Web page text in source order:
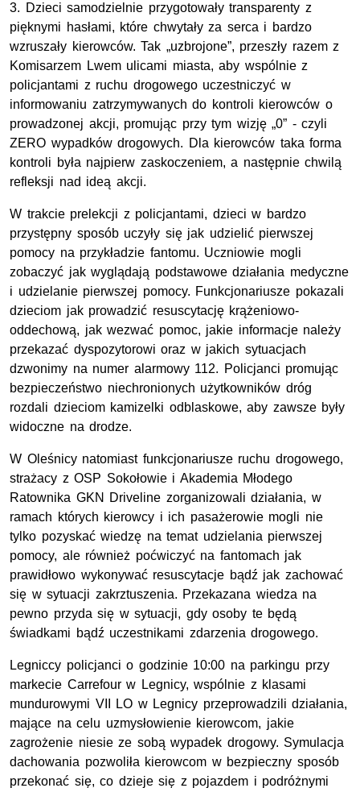
3. Dzieci samodzielnie przygotowały transparenty z
pięknymi hasłami, które chwytały za serca i bardzo
wzruszały kierowców. Tak „uzbrojone”, przeszły razem z
Komisarzem Lwem ulicami miasta, aby wspólnie z
policjantami z ruchu drogowego uczestniczyć w
informowaniu zatrzymywanych do kontroli kierowców o
prowadzonej akcji, promując przy tym wizję „0” - czyli
ZERO wypadków drogowych. Dla kierowców taka forma
kontroli była najpierw zaskoczeniem, a następnie chwilą
refleksji nad ideą akcji.
W trakcie prelekcji z policjantami, dzieci w bardzo
przystępny sposób uczyły się jak udzielić pierwszej
pomocy na przykładzie fantomu. Uczniowie mogli
zobaczyć jak wyglądają podstawowe działania medyczne
i udzielanie pierwszej pomocy. Funkcjonariusze pokazali
dzieciom jak prowadzić resuscytację krążeniowo-
oddechową, jak wezwać pomoc, jakie informacje należy
przekazać dyspozytorowi oraz w jakich sytuacjach
dzwonimy na numer alarmowy 112. Policjanci promując
bezpieczeństwo niechronionych użytkowników dróg
rozdali dzieciom kamizelki odblaskowe, aby zawsze były
widoczne na drodze.
W Oleśnicy natomiast funkcjonariusze ruchu drogowego,
strażacy zOSP Sokołowie i Akademia Młodego
Ratownika GKN Driveline zorganizowali działania, w
ramach których kierowcy i ich pasażerowie mogli nie
tylko pozyskać wiedzę na temat udzielania pierwszej
pomocy, ale również poćwiczyć na fantomach jak
prawidłowo wykonywać resuscytacje bądź jak zachować
się w sytuacji zakrztuszenia. Przekazana wiedza na
pewno przyda się w sytuacji, gdy osoby te będą
świadkami bądź uczestnikami zdarzenia drogowego.
Legniccy policjanci o godzinie 10:00 na parkingu przy
markecie Carrefour w Legnicy, wspólnie z klasami
mundurowymi VII LO w Legnicy przeprowadzili działania,
mające na celu uzmysłowienie kierowcom, jakie
zagrożenie niesie ze sobą wypadek drogowy. Symulacja
dachowania pozwoliła kierowcom w bezpieczny sposób
przekonać się, co dzieje się z pojazdem i podróżnymi